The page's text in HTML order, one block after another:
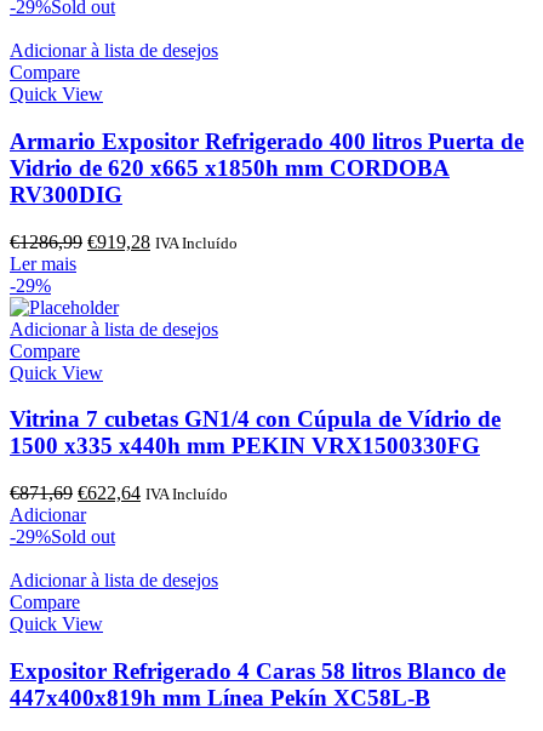
-29%Sold out
Adicionar à lista de desejos
Compare
Quick View
Armario Expositor Refrigerado 400 litros Puerta de
Vidrio de 620 x665 x1850h mm CORDOBA
RV300DIG
€1286,99 O
era:
€1286,99.
€919,28O
€919,28.
IVA Incluído
Ler mais
-29%
Adicionar à lista de desejos
Compare
Quick View
Vitrina 7 cubetas GN1/4 con Cúpula de Vídrio de
1500 x335 x440h mm PEKIN VRX1500330FG
€871,69 O
preço
original
€871,69.
€622,64O
€622,64.
IVA Incluído
Adicionar
-29%Sold out
Adicionar à lista de desejos
Compare
Quick View
Expositor Refrigerado 4 Caras 58 litros Blanco de
447x400x819h mm Línea Pekín XC58L-B